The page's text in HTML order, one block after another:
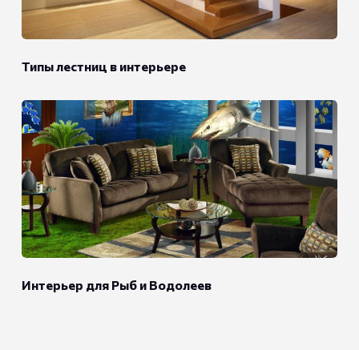
Типы лестниц в интерьере
Интерьер для Рыб и Водолеев